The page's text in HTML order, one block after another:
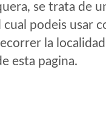
se trata de
podeis usar
la
esta pagina.